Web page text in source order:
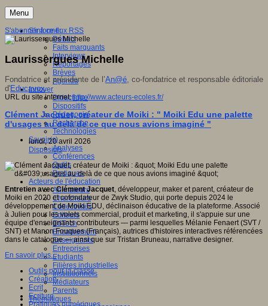
Menu
S'informer
Débats
Faits marquants
Interviews
Reportages
Brèves
Agenda
Innover
Didactique
Dispositifs
Pédagogie
Recherche
Technologies
Savoir(s)
Analyses
Conférences
Outils
Pratiques
Acteurs de l'éducation
Animateurs
Chercheurs
Collectivités
Editeurs
EdTech
Encadrement
Enseignants
Entreprises
Etudiants
Filières industrielles
Institutionnels
Médiateurs
Parents
Thématiques
S'abonner à ce flux RSS
Laurissergues Michelle
Fondatrice et présidente de l’An@é , co-fondatrice et responsable éditoriale
d'Educavox.
URL du site internet:http://www.acteurs-ecoles.fr/
Clément Jacquet, créateur de Moiki : " Moiki Edu une palette
d'usages au delà de ce que nous avions imaginé "
lundi, 20 avril 2026
Dispositifs
Entretien avec Clément Jacquet, développeur, maker et parent, créateur de
Moiki en 2020 et cofondateur de Zwyk Studio, qui porte depuis 2024 le
développement de Moiki EDU, déclinaison éducative de la plateforme. Associé
à Julien pour les volets commercial, produit et marketing, il s'appuie sur une
équipe d'enseignants contributeurs — parmi lesquelles Mélanie Fenaert (SVT /
SNT) et Manon Fouques (Français), autrices d'histoires interactives référencées
dans le catalogue — ainsi que sur Tristan Bruneau, narrative designer.
En savoir plus...
Outils pour la classe
Création
Ecrit
Ecriture
Pratiques numériques